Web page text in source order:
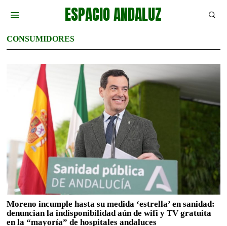
ESPACIO ANDALUZ
CONSUMIDORES
Moreno incumple hasta su medida ‘estrella’ en sanidad:
denuncian la indisponibilidad aún de wifi y TV gratuita
en la “mayoría” de hospitales andaluces